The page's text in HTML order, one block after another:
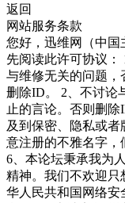
返回
网站服务条款
您好，迅维网（中国
先阅读此许可协议：
与维修无关的问题，
删除ID。 2、不讨论
止的言论。否则删
及到保密、隐私或
意注册的不雅名字，
6、本论坛秉承我为
精神。我们不欢迎只
华人民共和国网络安